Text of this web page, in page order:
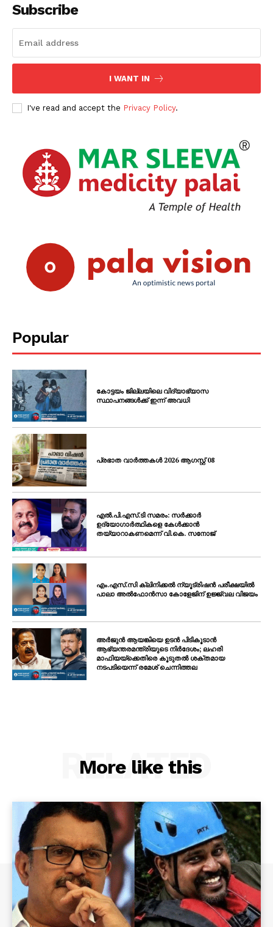
Subscribe
I WANT IN
I've read and accept the Privacy Policy.
Popular
കോട്ടയം ജില്ലയിലെ വിദ്യാഭ്യാസ
സ്ഥാപനങ്ങൾക്ക് ഇന്ന് അവധി
പ്രഭാത വാർത്തകൾ 2026 ആഗസ്റ്റ് 08
എൽ.പി.എസ്.ടി സമരം: സർക്കാർ
ഉദ്യോഗാർത്ഥികളെ കേൾക്കാൻ
തയ്യാറാകണമെന്ന് വി.കെ. സനോജ്
എം.എസ്.സി ക്ലിനിക്കൽ ന്യൂട്രിഷൻ പരീക്ഷയിൽ
പാലാ അൽഫോൻസാ കോളേജിന് ഉജ്ജ്വല വിജയം
അർജുൻ ആയങ്കിയെ ഉടൻ പിടികൂടാൻ
ആഭ്യന്തരമന്ത്രിയുടെ നിർദേശം; ലഹരി
മാഫിയയ്ക്കെതിരെ കൂടുതൽ ശക്തമായ
നടപടിയെന്ന് രമേശ് ചെന്നിത്തല
More like this
RELATED